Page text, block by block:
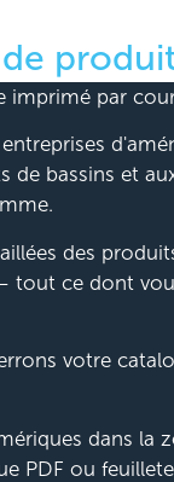
imprimé par
de bassins et
des
tout ce dont
votre
dans la
PDF ou